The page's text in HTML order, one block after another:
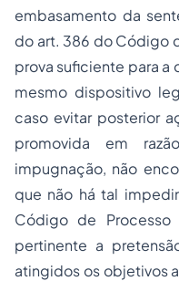
embasamento da
do art. 386 do Código
prova suficiente para a
mesmo dispositivo
caso evitar posterior
promovida em
impugnação, não
que não há tal
Código de Processo
pertinente a
atingidos os objetivos